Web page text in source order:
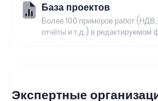
База проектов
Более 100 примеров работ
отчёты и т.д.) в редактируемом
Экспертные